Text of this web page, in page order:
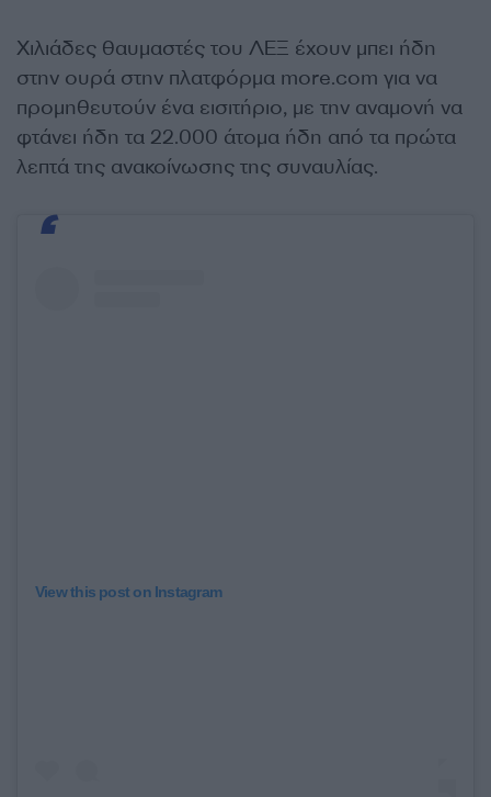
Χιλιάδες θαυμαστές του ΛΕΞ έχουν μπει ήδη
στην ουρά στην πλατφόρμα more.com για να
προμηθευτούν ένα εισιτήριο, με την αναμονή να
φτάνει ήδη τα 22.000 άτομα ήδη από τα πρώτα
λεπτά της ανακοίνωσης της συναυλίας.
View this post on Instagram